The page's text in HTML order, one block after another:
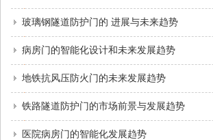
玻璃钢隧道防护门的 进展与未来趋势
病房门的智能化设计和未来发展趋势
地铁抗风压防火门的未来发展趋势
铁路隧道防护门的市场前景与发展趋势
医院病房门的智能化发展趋势